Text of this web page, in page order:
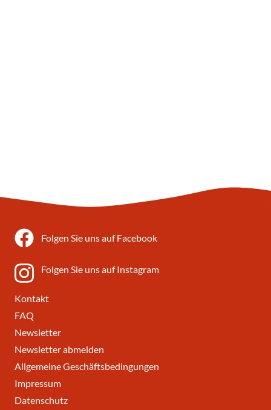
Folgen Sie uns auf Facebook
Folgen Sie uns auf Instagram
Kontakt
FAQ
Newsletter
Newsletter abmelden
Allgemeine Geschäftsbedingungen
Impressum
Datenschutz